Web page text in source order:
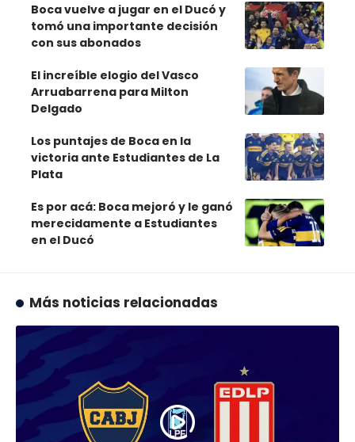
Boca vuelve a jugar en el Ducó y
tomó una importante decisión
con sus abonados
El increíble elogio del Vasco
Arruabarrena para Milton
Delgado
Los puntajes de Boca en la
victoria ante Estudiantes de La
Plata
Es por acá: Boca mejoró y le ganó
merecidamente a Estudiantes
en el Ducó
Más noticias relacionadas